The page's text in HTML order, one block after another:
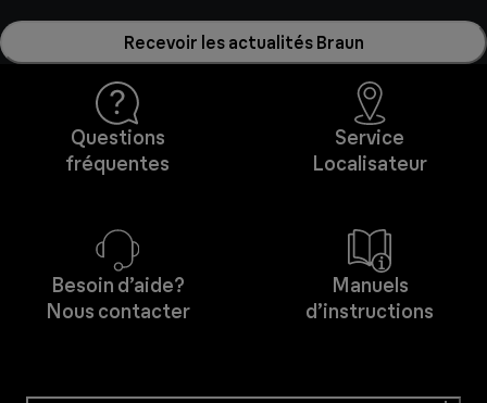
Recevoir les actualités Braun
Questions
fréquentes
Service
Localisateur
Besoin d’aide?
Nous contacter
Manuels
d’instructions